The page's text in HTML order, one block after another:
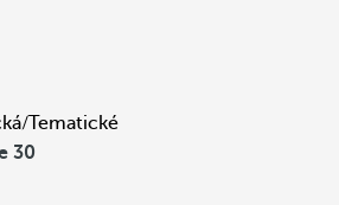
Tematické
30